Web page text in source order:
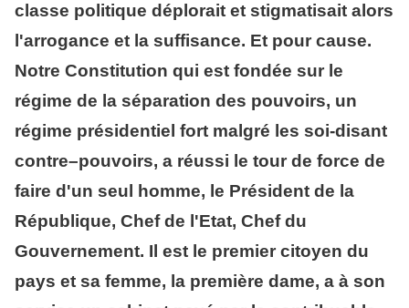
classe politique déplorait et stigmatisait alors
l'arrogance et la suffisance. Et pour cause.
Notre Constitution qui est fondée sur le
régime de la séparation des pouvoirs, un
régime présidentiel fort malgré les soi-disant
contre–pouvoirs, a réussi le tour de force de
faire d'un seul homme, le Président de la
République, Chef de l'Etat, Chef du
Gouvernement. Il est le premier citoyen du
pays et sa femme, la première dame, a à son